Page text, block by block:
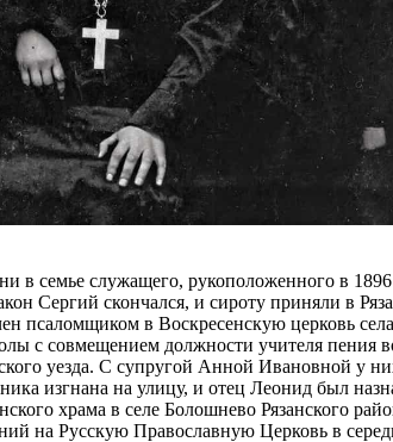
в семье служащего, рукоположенного в
Сергий скончался, и сироту приняли в
псаломщиком в Воскресенскую церковь
с совмещением должности учителя пения
уезда. С супругой Анной Ивановной у
изгнана на улицу, и отец Леонид был
храма в селе Болошнево Рязанского
на Русскую Православную Церковь в